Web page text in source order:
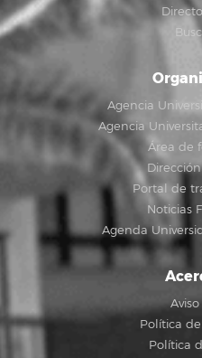
Agencia
Agencia
Área de
Portal de
Noticias
Agenda
Aviso
Política
Política